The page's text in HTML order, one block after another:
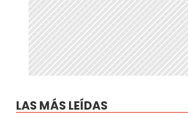
LAS MÁS LEÍDAS